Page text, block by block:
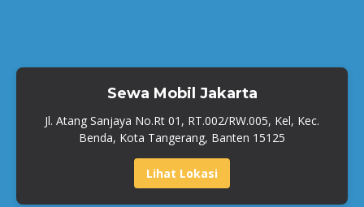
Sewa Mobil Jakarta
Jl. Atang Sanjaya No.Rt 01, RT.002/RW.005, Kel, Kec.
Benda, Kota Tangerang, Banten 15125
Lihat Lokasi